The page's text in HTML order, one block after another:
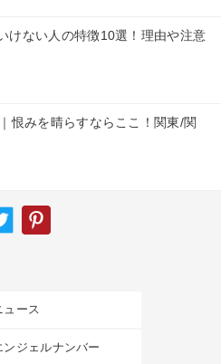
けない人の特徴10選！理由や注意
恨みを晴らすならここ！関東/関
ュース
ンジェルナンバー